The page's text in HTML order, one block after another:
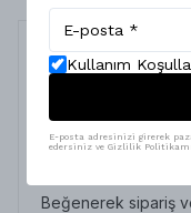
Dokuma Taban
Elif Y.
Beğenerek sipariş
Kullanım
E-posta adresinizi girerek
edersiniz ve Gizlilik